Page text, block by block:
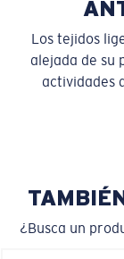
Los tejidos
alejada de su
actividades
¿Busca un